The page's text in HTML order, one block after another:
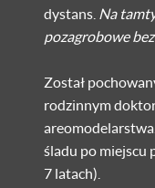
dystans. Na
pozagrobowe
Został
rodzinnym
śladu po miejscu
7 latach).